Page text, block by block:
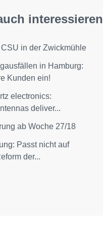
interessieren
in der Zwickmühle
in Hamburg:
Kunden ein!
electronics:
deliver...
ab Woche 27/18
Passt nicht auf
der...